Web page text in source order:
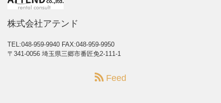
株式会社アテンド
TEL:048-959-9940 FAX:048-959-9950
〒341-0056 埼玉県三郷市番匠免2-111-1
Feed